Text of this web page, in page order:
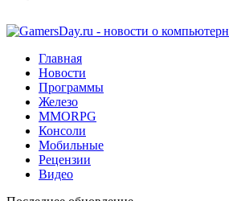
Главная
Новости
Программы
Железо
MMORPG
Консоли
Мобильные
Рецензии
Видео